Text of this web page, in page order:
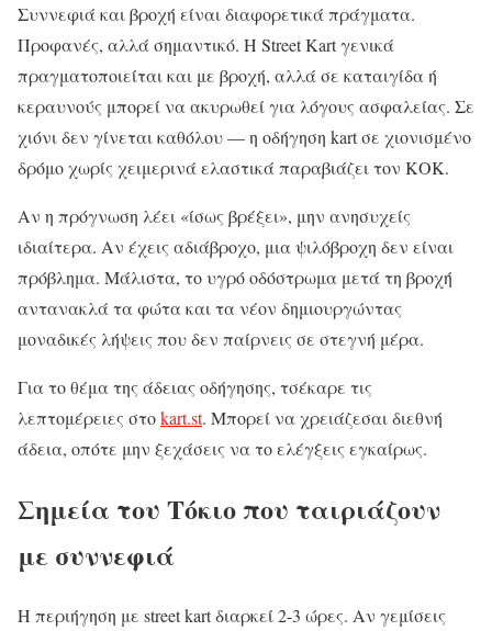
Συννεφιά και βροχή είναι διαφορετικά πράγματα.
Προφανές, αλλά σημαντικό. Η Street Kart γενικά
πραγματοποιείται και με βροχή, αλλά σε καταιγίδα ή
κεραυνούς μπορεί να ακυρωθεί για λόγους ασφαλείας. Σε
χιόνι δεν γίνεται καθόλου — η οδήγηση kart σε χιονισμένο
δρόμο χωρίς χειμερινά ελαστικά παραβιάζει τον ΚΟΚ.
Αν η πρόγνωση λέει «ίσως βρέξει», μην ανησυχείς
ιδιαίτερα. Αν έχεις αδιάβροχο, μια ψιλόβροχη δεν είναι
πρόβλημα. Μάλιστα, το υγρό οδόστρωμα μετά τη βροχή
αντανακλά τα φώτα και τα νέον δημιουργώντας
μοναδικές λήψεις που δεν παίρνεις σε στεγνή μέρα.
Για το θέμα της άδειας οδήγησης, τσέκαρε τις
λεπτομέρειες στοkart.st. Μπορεί να χρειάζεσαι διεθνή
άδεια, οπότε μην ξεχάσεις να το ελέγξεις εγκαίρως.
Σημεία του Τόκιο που ταιριάζουν
με συννεφιά
Η περιήγηση με street kart διαρκεί 2-3 ώρες. Αν γεμίσεις